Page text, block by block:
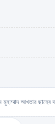
আখতার ছাহেব